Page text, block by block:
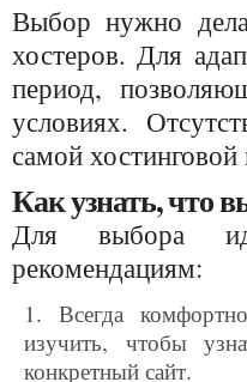
Выбор нужно
хостеров. Для
период,
условиях.
самой
Как узнать, что
Для выбора
рекомендациям:
Всегда
изучить, чтобы
конкретный сайт.